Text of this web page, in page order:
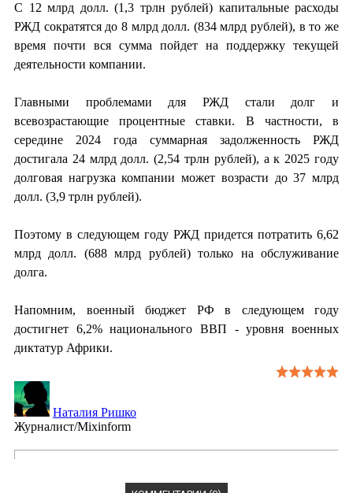
С 12 млрд долл. (1,3 трлн рублей) капитальные расходы
РЖД сократятся до 8 млрд долл. (834 млрд рублей), в то же
время почти вся сумма пойдет на поддержку текущей
деятельности компании.
Главными проблемами для РЖД стали долг и
всевозрастающие процентные ставки. В частности, в
середине 2024 года суммарная задолженность РЖД
достигала 24 млрд долл. (2,54 трлн рублей), а к 2025 году
долговая нагрузка компании может возрасти до 37 млрд
долл. (3,9 трлн рублей).
Поэтому в следующем году РЖД придется потратить 6,62
млрд долл. (688 млрд рублей) только на обслуживание
долга.
Напомним, военный бюджет РФ в следующем году
достигнет 6,2% национального ВВП - уровня военных
диктатур Африки.
Наталия Ришко
Журналист/Mixinform